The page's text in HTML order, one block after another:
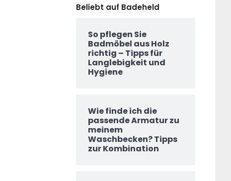
Beliebt auf Badeheld
So pflegen Sie
Badmöbel aus Holz
richtig – Tipps für
Langlebigkeit und
Hygiene
Wie finde ich die
passende Armatur zu
meinem
Waschbecken? Tipps
zur Kombination